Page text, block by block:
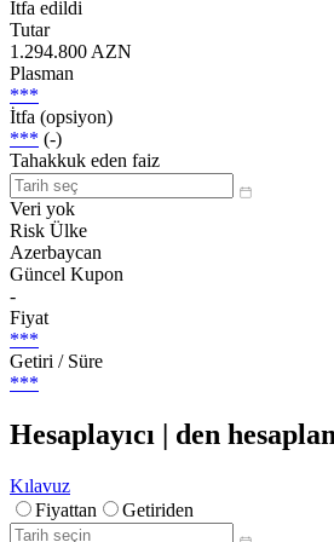
İtfa edildi
Tutar
1.294.800 AZN
Plasman
***
İtfa (opsiyon)
*** (-)
Tahakkuk eden faiz
Veri yok
Risk Ülke
Azerbaycan
Güncel Kupon
-
Fiyat
***
Getiri / Süre
***
Hesaplayıcı | den
Kılavuz
Fiyattan
Getiriden